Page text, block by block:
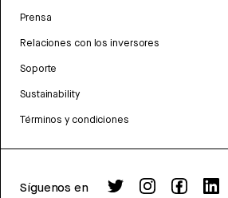
Prensa
Relaciones con los inversores
Soporte
Sustainability
Términos y condiciones
Síguenos en